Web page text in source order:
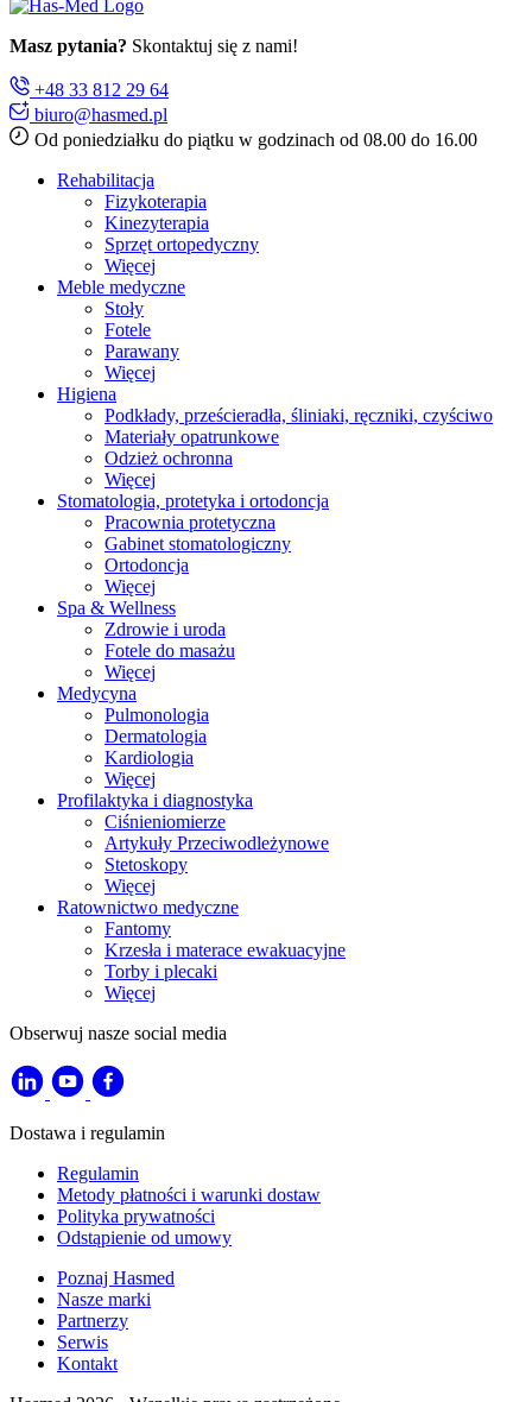
Masz pytania? Skontaktuj się z nami!
+48 33 812 29 64
biuro@hasmed.pl
Od poniedziałku do piątku w godzinach od 08.00 do 16.00
Rehabilitacja
Fizykoterapia
Kinezyterapia
Sprzęt ortopedyczny
Więcej
Meble medyczne
Stoły
Fotele
Parawany
Więcej
Higiena
Podkłady, prześcieradła, śliniaki, ręczniki, czyściwo
Materiały opatrunkowe
Odzież ochronna
Więcej
Stomatologia, protetyka i ortodoncja
Pracownia protetyczna
Gabinet stomatologiczny
Ortodoncja
Więcej
Spa & Wellness
Zdrowie i uroda
Fotele do masażu
Więcej
Medycyna
Pulmonologia
Dermatologia
Kardiologia
Więcej
Profilaktyka i diagnostyka
Ciśnieniomierze
Artykuły Przeciwodleżynowe
Stetoskopy
Więcej
Ratownictwo medyczne
Fantomy
Krzesła i materace ewakuacyjne
Torby i plecaki
Więcej
Obserwuj nasze social media
Dostawa i regulamin
Regulamin
Metody płatności i warunki dostaw
Polityka prywatności
Odstąpienie od umowy
Poznaj Hasmed
Nasze marki
Partnerzy
Serwis
Kontakt